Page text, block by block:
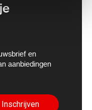
en
aanbiedingen
Inschrijven